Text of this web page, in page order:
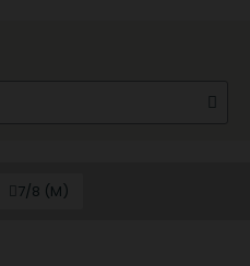
7/8 (M)